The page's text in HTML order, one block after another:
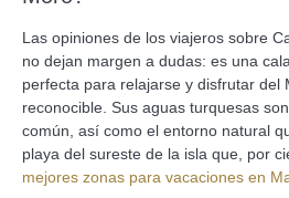
Las opiniones de los viajeros sobre
no dejan margen a dudas: es una
perfecta para relajarse y disfrutar del
reconocible. Sus aguas turquesas
común, así como el entorno natural
playa del sureste de la isla que, por
mejores zonas para vacaciones en